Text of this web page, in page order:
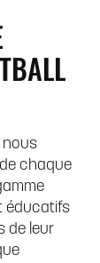
nous
chaque
éducatifs
de leur